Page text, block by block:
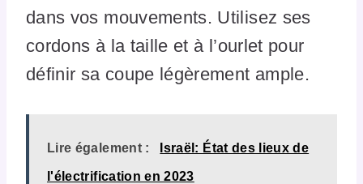
dans vos mouvements. Utilisez ses
cordons à la taille et à l’ourlet pour
définir sa coupe légèrement ample.
Lire également : Israël: État des lieux de
l'électrification en 2023